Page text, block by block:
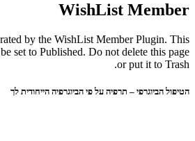
WishList Member
by the WishList Member Plugin. This
set to Published. Do not delete this page
or put it to Trash.
הטיפול הביוגרפי – תרפיה על פי הביוגרפיה הייחודית לך